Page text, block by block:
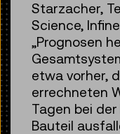
Starzacher,
Science,
„Prognosen
etwa vorher,
errechneten
Tagen bei
Bauteil